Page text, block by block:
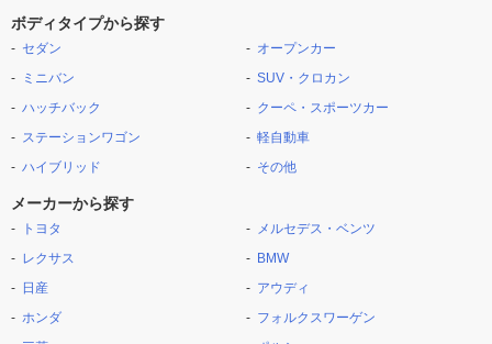
ボディタイプから探す
セダン
ミニバン
ハッチバック
ステーションワゴン
ハイブリッド
オープンカー
SUV・クロカン
クーペ・スポーツカー
軽自動車
その他
メーカーから探す
トヨタ
レクサス
日産
ホンダ
メルセデス・ベンツ
BMW
アウディ
フォルクスワーゲン